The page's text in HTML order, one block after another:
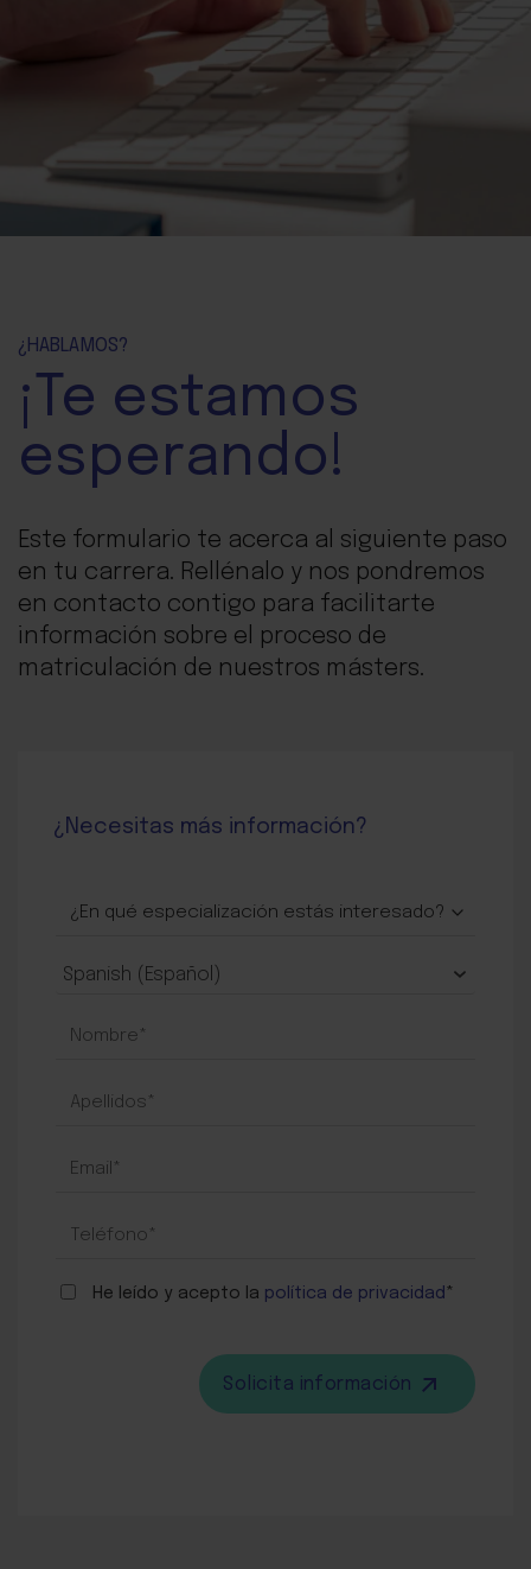
¿HABLAMOS?
¡Te estamos
esperando!
Este formulario te acerca al siguiente paso
en tu carrera. Rellénalo y nos pondremos
en contacto contigo para facilitarte
información sobre el proceso de
matriculación de nuestros másters.
¿Necesitas más información?
CONTACTO
TODOS
MÁSTERS
Spanish (Español)
He leído y acepto la política de privacidad *
Solicita información